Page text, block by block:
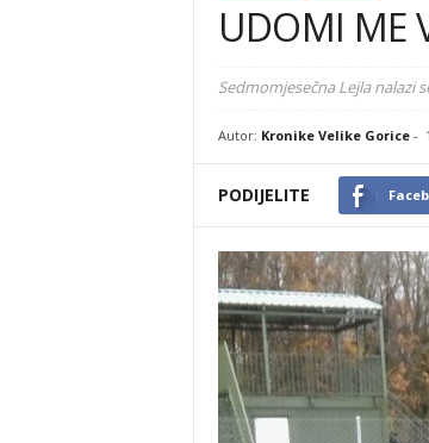
UDOMI ME
Sedmomjesečna Lejla nalazi
Autor: Kronike Velike Gorice-
PODIJELITE